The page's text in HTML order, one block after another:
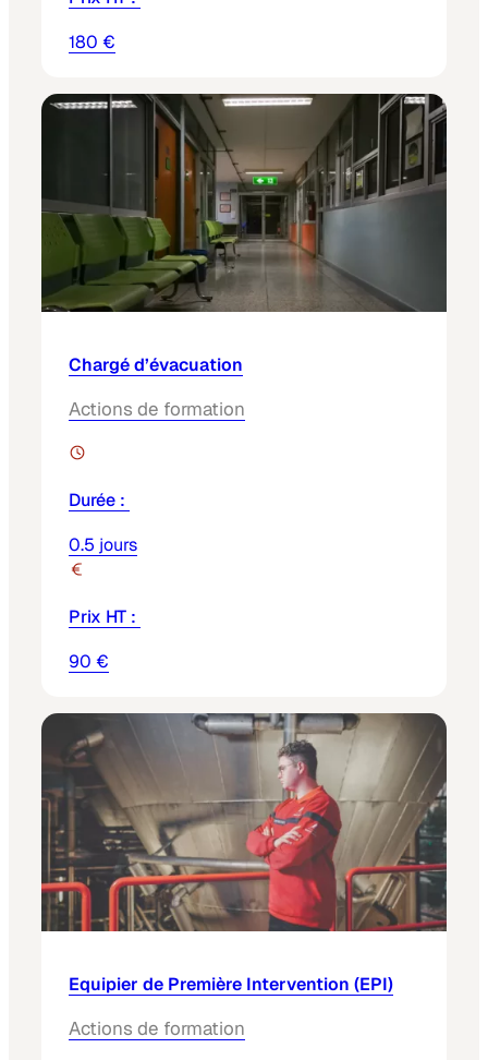
180 €
Chargé d’évacuation
Actions de formation
Durée :
0.5 jours
Prix HT :
90 €
Equipier de Première Intervention (EPI)
Actions de formation